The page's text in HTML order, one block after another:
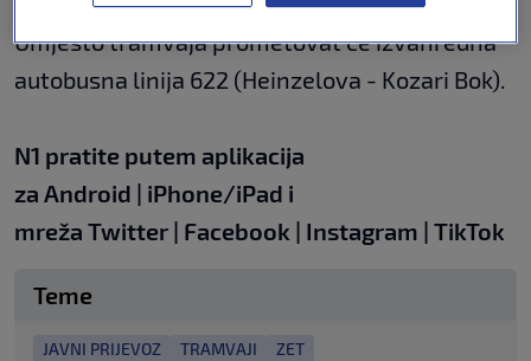
Umjesto tramvaja prometovat će izvanredna
autobusna linija 622 (Heinzelova - Kozari Bok).
N1 pratite putem aplikacija
za Android | iPhone/iPad i
mreža Twitter | Facebook | Instagram | TikTok
Teme
JAVNI PRIJEVOZ TRAMVAJI ZET